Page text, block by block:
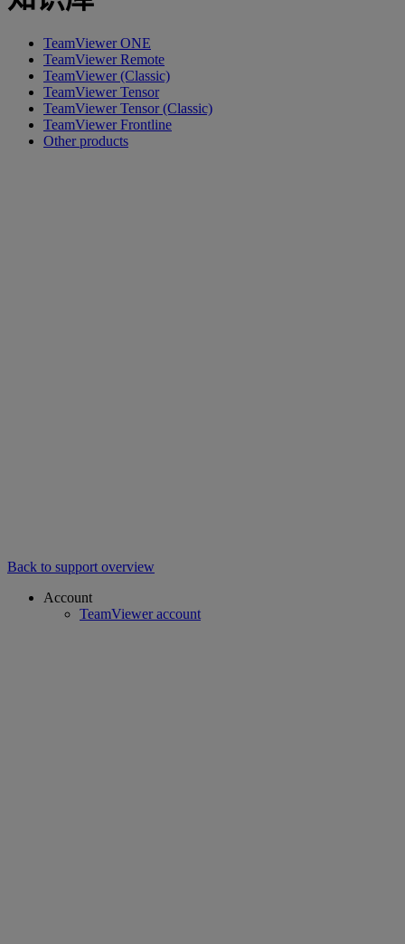
TeamViewer ONE
TeamViewer Remote
TeamViewer (Classic)
TeamViewer Tensor
TeamViewer Tensor (Classic)
TeamViewer Frontline
Other products
Back to support overview
Account
TeamViewer account